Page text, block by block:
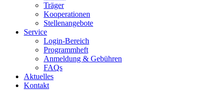
Träger
Kooperationen
Stellenangebote
Service
Login-Bereich
Programmheft
Anmeldung & Gebühren
FAQs
Aktuelles
Kontakt